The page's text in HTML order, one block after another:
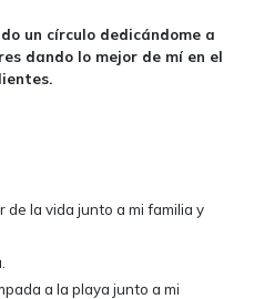
un círculo dedicándome a
dando lo mejor de mí en el
la vida junto a mi familia y
a la playa junto a mi